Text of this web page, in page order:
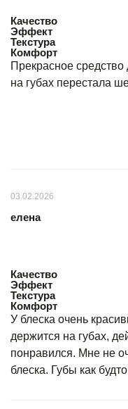
Качество
Эффект
Текстура
Комфорт
Прекрасное
на губах перестала
03.02.2026
елена
Качество
Эффект
Текстура
Комфорт
У блеска очень
держится на губах,
понравился. Мне не
блеска. Губы как